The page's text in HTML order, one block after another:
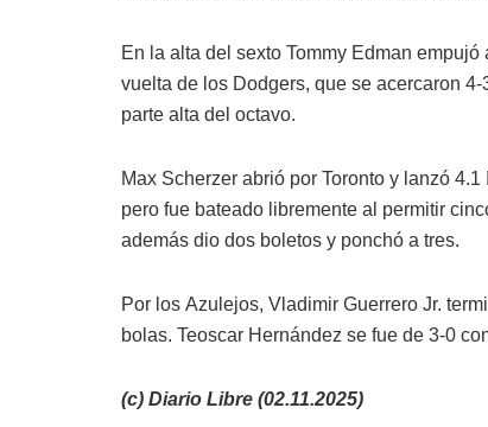
En la alta del sexto Tommy Edman
vuelta de los Dodgers, que se acercaron
parte alta del octavo.
Max Scherzer abrió por Toronto y lanzó
pero fue bateado libremente al permitir
además dio dos boletos y ponchó a tres.
Por los Azulejos, Vladimir Guerrero Jr.
bolas. Teoscar Hernández se fue de 3-0
(c) Diario Libre (02.11.2025)